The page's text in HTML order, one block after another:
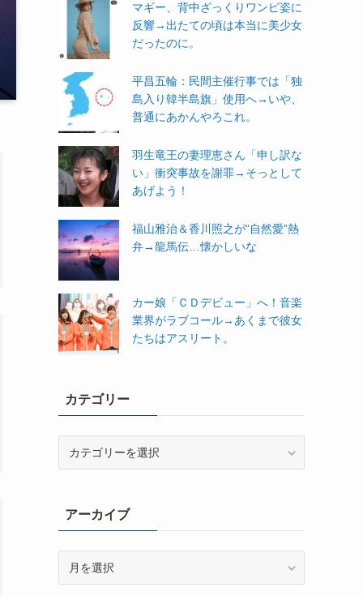
マギー、背中ざっくりワンピ姿に
反響→出たての頃は本当に美少女
だったのに。
平昌五輪：民間主催行事では「独
島入り韓半島旗」使用へ→いや、
普通にあかんやろこれ。
羽生竜王の妻理恵さん「申し訳な
い」衝突事故を謝罪→そっとして
あげよう！
福山雅治＆香川照之が“自然愛”熱
弁→龍馬伝…懐かしいな
カー娘「ＣＤデビュー」へ！音楽
業界がラブコール→あくまで彼女
たちはアスリート。
カテゴリー
ーアーカイブ